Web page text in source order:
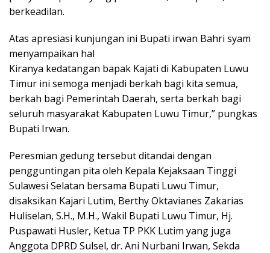
berkeadilan.
Atas apresiasi kunjungan ini Bupati irwan Bahri syam
menyampaikan hal
Kiranya kedatangan bapak Kajati di Kabupaten Luwu
Timur ini semoga menjadi berkah bagi kita semua,
berkah bagi Pemerintah Daerah, serta berkah bagi
seluruh masyarakat Kabupaten Luwu Timur,” pungkas
Bupati Irwan.
Peresmian gedung tersebut ditandai dengan
pengguntingan pita oleh Kepala Kejaksaan Tinggi
Sulawesi Selatan bersama Bupati Luwu Timur,
disaksikan Kajari Lutim, Berthy Oktavianes Zakarias
Huliselan, S.H., M.H., Wakil Bupati Luwu Timur, Hj.
Puspawati Husler, Ketua TP PKK Lutim yang juga
Anggota DPRD Sulsel, dr. Ani Nurbani Irwan, Sekda